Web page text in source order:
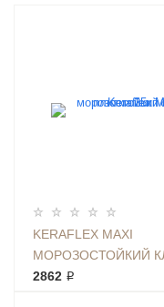
KERAFLEX MAXI
МОРОЗОСТОЙКИЙ
ПЛИТКИ 25КГ БЕЛЫЙ
2862 ₽